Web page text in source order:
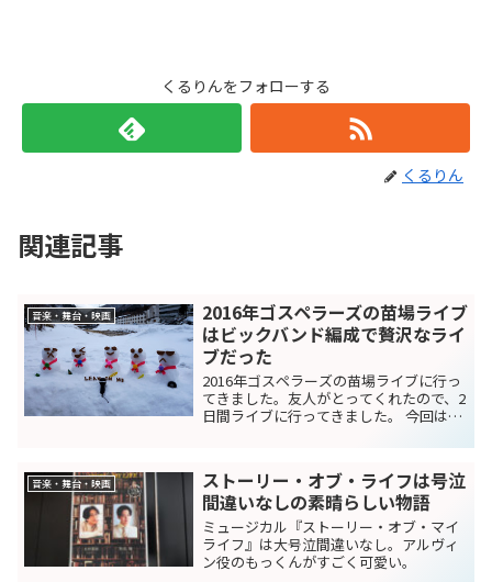
くるりんをフォローする
くるりん
関連記事
音楽・舞台・映画
2016年ゴスペラーズの苗場ライブ
はビックバンド編成で贅沢なライ
ブだった
2016年ゴスペラーズの苗場ライブに行っ
てきました。友人がとってくれたので、2
日間ライブに行ってきました。 今回は、
す。17名ものビッグバンド演奏の中、ゴ
スペラーズ4人でハーモニーを奏でます。
今回は、北山...
音楽・舞台・映画
ストーリー・オブ・ライフは号泣
間違いなしの素晴らしい物語
ミュージカル『ストーリー・オブ・マイ
ライフ』は大号泣間違いなし。アルヴィ
ン役のもっくんがすごく可愛い。